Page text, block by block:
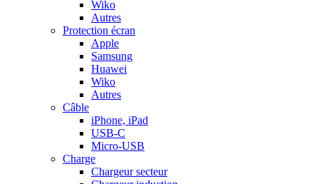
Wiko
Autres
Protection écran
Apple
Samsung
Huawei
Wiko
Autres
Câble
iPhone, iPad
USB-C
Micro-USB
Charge
Chargeur secteur